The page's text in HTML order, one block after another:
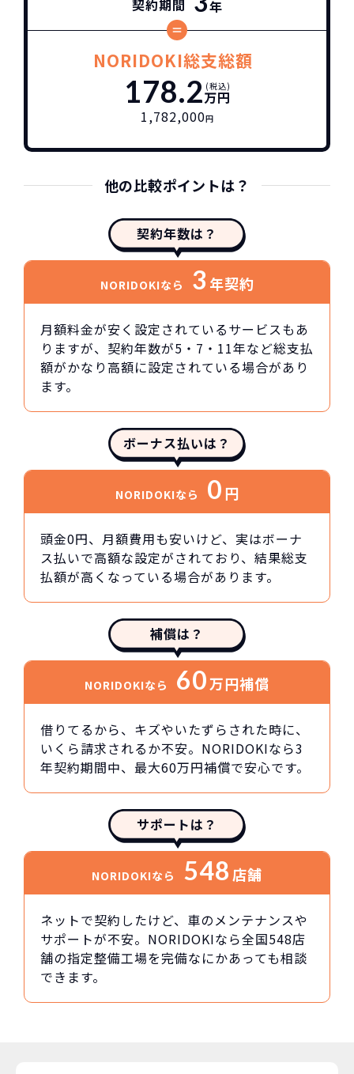
契約期間 年
NORIDOKI総支総額
178.2万円
(税込)
1,782,000円
他の比較ポイントは？
契約年数は？
NORIDOKIなら 3 年契約
月額料金が安く設定されているサービスもあ
りますが、契約年数が5・7・11年など総支払
額がかなり高額に設定されている場合があり
ます。
ボーナス払いは？
NORIDOKIなら 0円
頭金0円、月額費用も安いけど、実はボーナ
ス払いで高額な設定がされており、結果総支
払額が高くなっている場合があります。
補償は？
NORIDOKIなら 60万円補償
借りてるから、キズやいたずらされた時に、
いくら請求されるか不安。NORIDOKIなら3
年契約期間中、最大60万円補償で安心です。
サポートは？
NORIDOKIなら 548店舗
ネットで契約したけど、車のメンテナンスや
サポートが不安。NORIDOKIなら全国548店
舗の指定整備工場を完備なにかあっても相談
できます。